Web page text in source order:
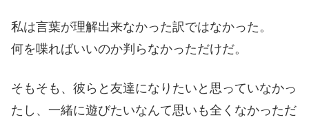
私は言葉が理解出来なかった訳ではなかった。
何を喋ればいいのか判らなかっただけだ。
そもそも、彼らと友達になりたいと思っていなかっ
たし、一緒に遊びたいなんて思いも全くなかっただ